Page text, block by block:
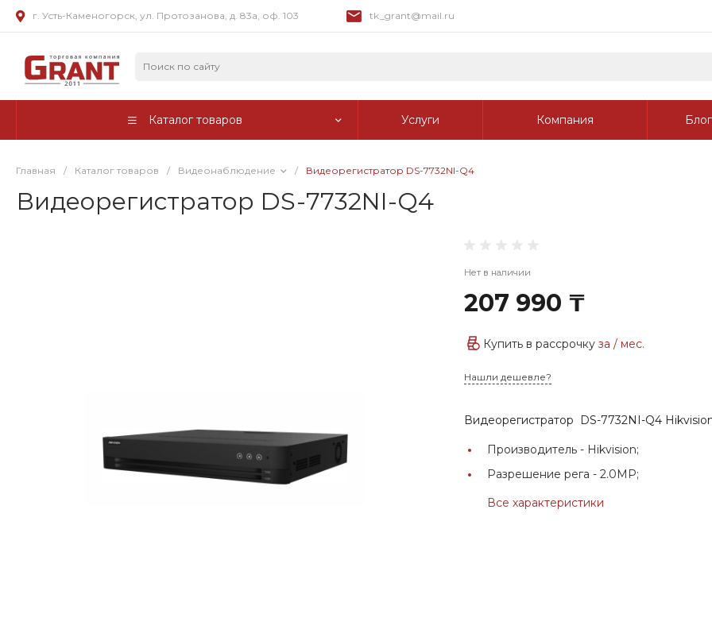
г. Усть-Каменогорск, ул. Протозанова, д. 83а, оф. 103 tk_grant@mail.ru
Каталог товаров Услуги Компания Блог
Главная / Каталог товаров / Видеонаблюдение / Видеорегистратор DS-7732NI-Q4
Видеорегистратор DS-7732NI-Q4
Нет в наличии
207 990 ₸
Купить в рассрочкуза/ мес.
Нашли дешевле?
Видеорегистратор DS-7732NI-Q4
Производитель - Hikvision;
Разрешение рега -2.0MP;
Все характеристики